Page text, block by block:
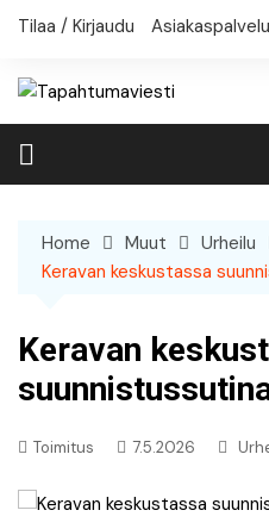
Skip
Tilaa / Kirjaudu
Home Muut
Urheilu
Keravan keskustassa
Keravan
Toimitus 7.5.2026